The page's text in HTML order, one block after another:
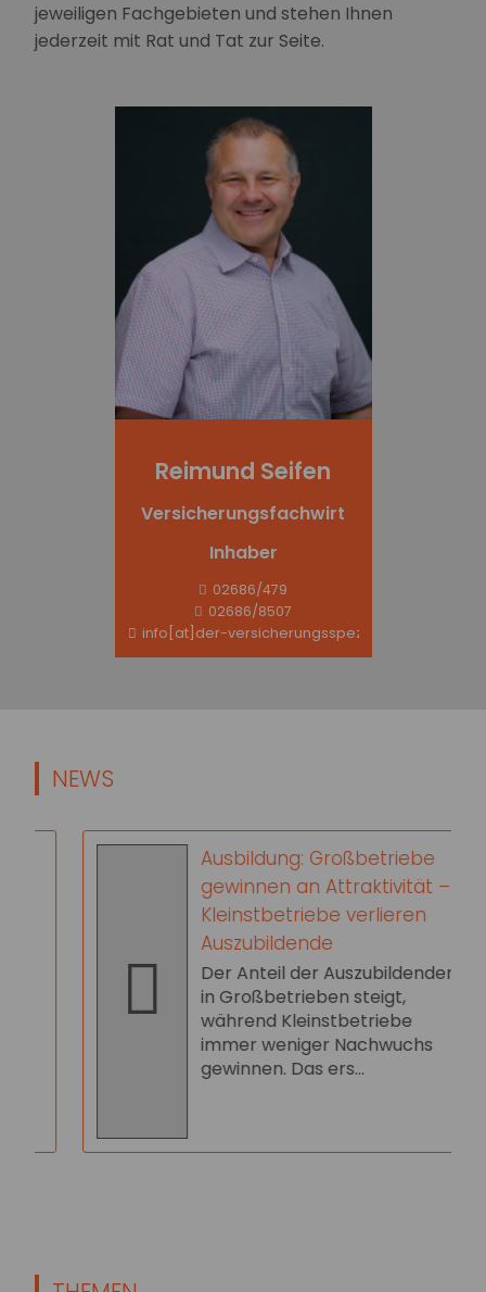
jeweiligen Fachgebieten und stehen Ihnen
jederzeit mit Rat und Tat zur Seite.
Reimund Seifen
Versicherungsfachwirt
Inhaber
02686/479
02686/8507
info[at]der-versicherungsspezi.de
NEWS
Ausbildung: Großbetriebe
gewinnen an Attraktivität –
Kleinstbetriebe verlieren
Auszubildende
Der Anteil der Auszubildenden
in Großbetrieben steigt,
während Kleinstbetriebe
immer weniger Nachwuchs
gewinnen. Das ers...